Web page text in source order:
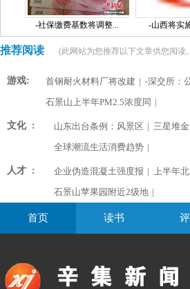
-社保缴费基数将调整... -山西将实
推荐阅读 (此网站为您推荐以下文章供您阅读
游戏: 首钢耐火材料厂将改建 | -深交所：
石景山上半年PM2.5浓度同 |
文化 : 山东出台条例：风景区 | 三星堆
全球潮流生活消费趋势 |
人才 : 企业伪造混凝土强度报 | 上半年
石景山苹果园附近2级地 |
首页 读书